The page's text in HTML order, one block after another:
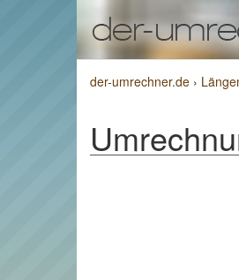
der-umrechner.de ›